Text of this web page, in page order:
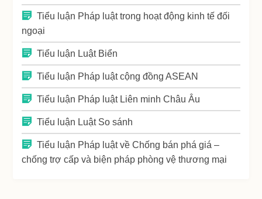
Tiểu luận Pháp luật trong hoạt động kinh tế đối
ngoại
Tiểu luận Luật Biển
Tiểu luận Pháp luật cộng đồng ASEAN
Tiểu luận Pháp luật Liên minh Châu Âu
Tiểu luận Luật So sánh
Tiểu luận Pháp luật về Chống bán phá giá –
chống trợ cấp và biện pháp phòng vệ thương mại